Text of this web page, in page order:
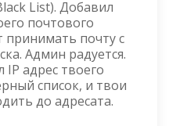
List). Добавил
почтового
принимать почту с
Админ радуется.
адрес твоего
список, и твои
до адресата.